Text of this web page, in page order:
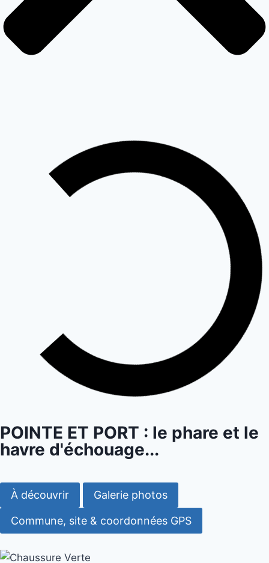
POINTE ET PORT : le phare et le
havre d'échouage...
À découvrir Galerie photos
Commune, site & coordonnées GPS